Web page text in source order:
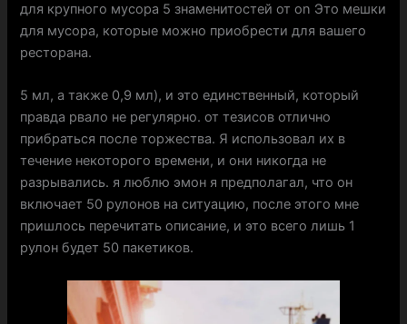
для крупного мусора 5 знаменитостей от on Это мешки
для мусора, которые можно приобрести для вашего
ресторана.
5 мл, а также 0,9 мл), и это единственный, который
правда рвало не регулярно. от тезисов отлично
прибраться после торжества. Я использовал их в
течение некоторого времени, и они никогда не
разрывались. я люблю эмон я предполагал, что он
включает 50 рулонов на ситуацию, после этого мне
пришлось перечитать описание, и это всего лишь 1
рулон будет 50 пакетиков.